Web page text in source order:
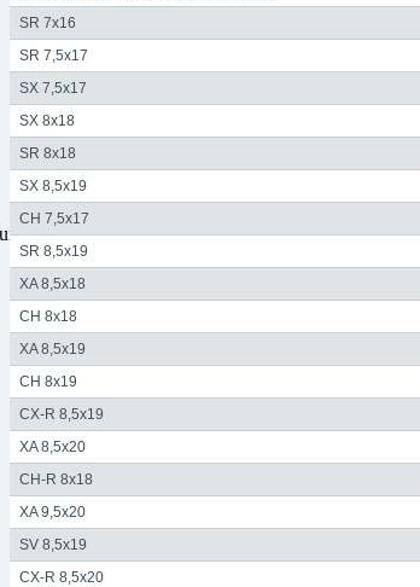
SR 7x16
SR 7,5x17
SX 7,5x17
SX 8x18
SR 8x18
SX 8,5x19
CH 7,5x17
SR 8,5x19
XA 8,5x18
CH 8x18
XA 8,5x19
CH 8x19
CX-R 8,5x19
XA 8,5x20
CH-R 8x18
XA 9,5x20
SV 8,5x19
CX-R 8,5x20